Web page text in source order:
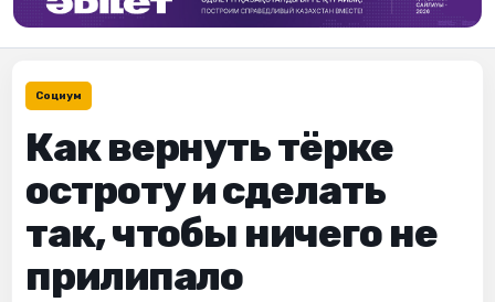
Социум
Как вернуть тёрке
остроту и сделать
так, чтобы ничего не
прилипало